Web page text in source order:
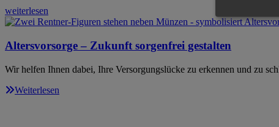
weiterlesen
Altersvorsorge – Zukunft sorgenfrei gestalten
Wir helfen Ihnen dabei, Ihre Versorgungslücke zu erkennen und zu
Weiterlesen